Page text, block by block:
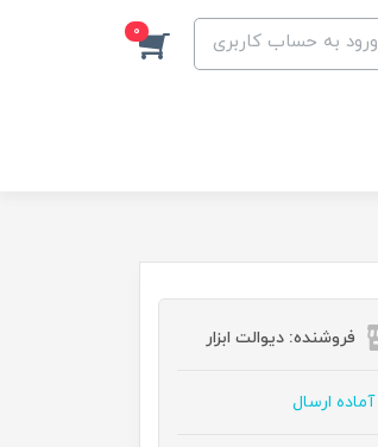
ورود به حساب کاربری 0
فروشنده: دیوالت ابزار
آماده ارسال